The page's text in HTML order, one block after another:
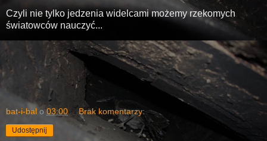
Czyli nie tylko jedzenia widelcami możemy rzekomych
światowców nauczyć...
bat-i-bal o03:00 Brak komentarzy:
Udostępnij